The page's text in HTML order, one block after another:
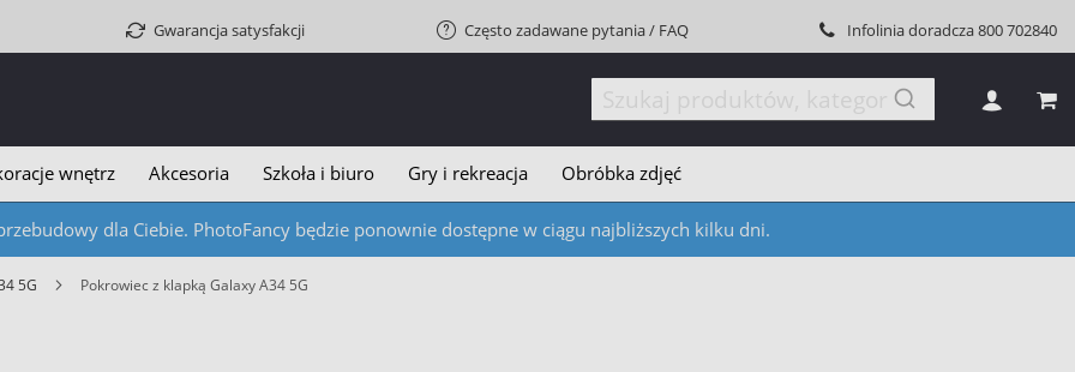
Gwarancja satysfakcji Często zadawane pytania / FAQ Infolinia doradcza800 702840
wnętrz Akcesoria Szkoła i biuro Gry i rekreacja Obróbka zdjęć
dla Ciebie. PhotoFancy będzie ponownie dostępne w ciągu najbliższych kilku dni.
5G Pokrowiec z klapką Galaxy A34 5G